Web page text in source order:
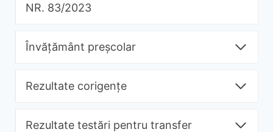
NR. 83/2023
Învățământ preșcolar
Rezultate corigențe
Rezultate testări pentru transfer